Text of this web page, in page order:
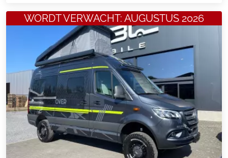
WORDT VERWACHT: AUGUSTUS 2026